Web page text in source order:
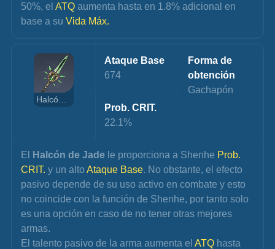
50%, el ATQ aumenta hasta en 1.8% adicional en
base a su Vida Máx.
Halcón de Jade
Ataque Base
674
Forma de
obtención
Gachapón
Prob. CRIT.
22.1%
El Halcón de Jade le proporciona a Shenhe Prob.
CRIT. y un alto Ataque Base. No obstante, el efecto
pasivo depende de su uso activo en combate y esto
no coincide con la función de Shenhe, por tanto solo
es una opción en caso de no tener otras mejores
armas.
El talento pasivo de la arma aumenta el ATQ hasta